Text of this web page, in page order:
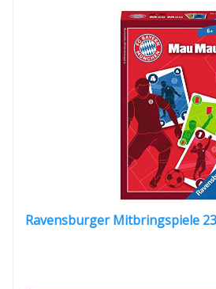
Ravensburger Mitbringspiele